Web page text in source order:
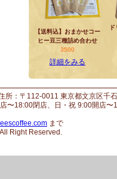
【送料込】おまかせコー
ヒー豆三種詰め合わせ
3500
詳細をみる
所：〒112-0011 東京都文京区千
〜18:00閉店、日・祝 9:00開店
まで
Right Reserved.